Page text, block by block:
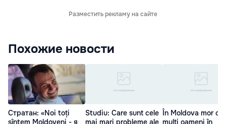
Разместить рекламу на сайте
Похожие новости
Стратан: «Noi toți
sîntem Moldoveni - я
Studiu: Care sunt cele
mai mari probleme ale
În Moldova mor
mulți oameni în